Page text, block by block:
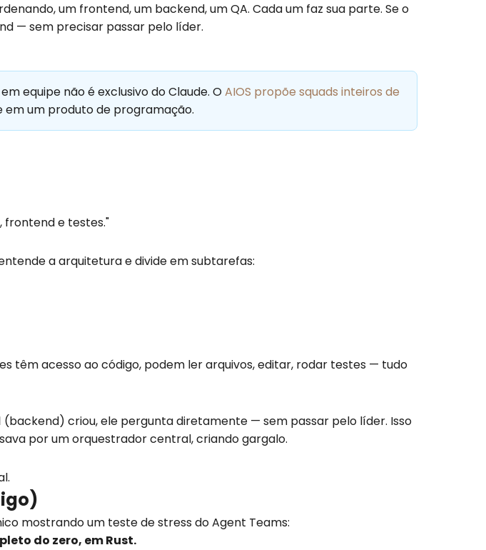
um frontend, um backend, um QA. Cada um faz sua parte. Se o
— sem precisar passar pelo líder.
equipe não é exclusivo do Claude. OAIOS propõe squads inteiros de
em um produto de programação.
frontend e testes."
a arquitetura e divide em subtarefas:
têm acesso ao código, podem ler arquivos, editar, rodar testes — tudo
criou, ele pergunta diretamente — sem passar pelo líder. Isso
por um orquestrador central, criando gargalo.
mostrando um teste de stress do Agent Teams:
do zero, em Rust.